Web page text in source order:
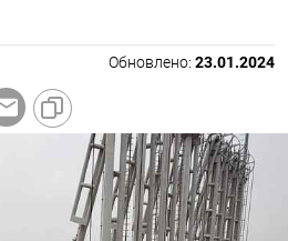
Обновлено: 23.01.2024